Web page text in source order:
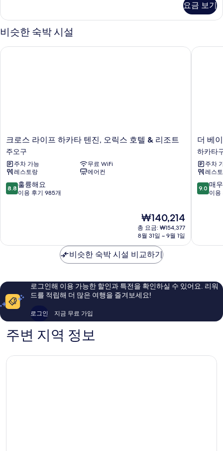
연
(Breakfast
Buffet
+
보
기
트
윈
룸,
연
요금 보기
비슷한 숙박 시설
크
로
스
라
이
프
하
릭
&
조
트
구
크로스 라이프 하카타 텐진, 오릭스 호텔 & 리조트
주오구
주차 가능
무료 WiFi
레스토랑
에어컨
10
점
훌
이
후
기
8.8 훌륭해요
이용 후기 985개
현
재
요
₩140,214
₩140,214
총 요금: ₩154,377
8월 31일 ~ 9월 1일
크로스 라이프 하카타 텐진, 오릭스 호텔 & 리조트
더
베
이
직
스
후
쿠
구
더 베
하카타
주차
레스
10
점
매
해
요,
9.0 매
이용
더 베이
비슷한 숙박 시설 비교하기
로그인해 이용 가능한 할인과 특전을 확인하실 수 있어요. 리워
드를 적립해 더 많은 여행을 즐겨보세요!
로그인 지금 무료 가입
주변 지역 정보